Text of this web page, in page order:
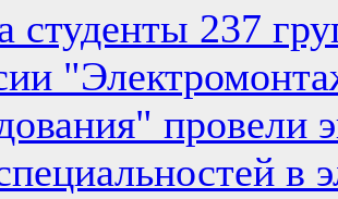
студенты 237
провели
в